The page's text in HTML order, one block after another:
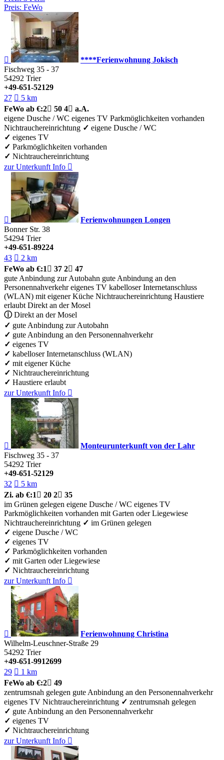
Preis: FeWo

****Ferienwohnung Jokisch
Fischweg 35 - 37
54292 Trier
+49-651-52129
27  5 km
FeWo ab €:2 50 4 a.A.
eigene Dusche / WC eigenes TV Parkmöglichkeiten vorhanden
Nichtrauchereinrichtung ✓ eigene Dusche / WC
✓ eigenes TV
✓ Parkmöglichkeiten vorhanden
✓ Nichtrauchereinrichtung
zur Unterkunft Info 

Ferienwohnungen Longen
Bonner Str. 38
54294 Trier
+49-651-89224
43  2 km
FeWo ab €:1  37 2 47
gute Anbindung zur Autobahn gute Anbindung an den
Personennahverkehr eigenes TV kabelloser Internetanschluss
(WLAN) mit eigener Küche Nichtrauchereinrichtung Haustiere
erlaubt Direkt an der Mosel
ⓘDirekt an der Mosel
✓ gute Anbindung zur Autobahn
✓ gute Anbindung an den Personennahverkehr
✓ eigenes TV
✓ kabelloser Internetanschluss (WLAN)
✓ mit eigener Küche
✓ Nichtrauchereinrichtung
✓ Haustiere erlaubt
zur Unterkunft Info 

Monteurunterkunft von der Lahr
Fischweg 35 - 37
54292 Trier
+49-651-52129
32  5 km
Zi. ab €:1  20 2 35
im Grünen gelegen eigene Dusche / WC eigenes TV
Parkmöglichkeiten vorhanden mit Garten oder Liegewiese
Nichtrauchereinrichtung ✓ im Grünen gelegen
✓ eigene Dusche / WC
✓ eigenes TV
✓ Parkmöglichkeiten vorhanden
✓ mit Garten oder Liegewiese
✓ Nichtrauchereinrichtung
zur Unterkunft Info 

Ferienwohnung Christina
Wilhelm-Leuschner-Straße 29
54292 Trier
+49-651-9912699
29  1 km
FeWo ab €:2 49
zentrumsnah gelegen gute Anbindung an den Personennahverkehr
eigenes TV Nichtrauchereinrichtung ✓ zentrumsnah gelegen
✓ gute Anbindung an den Personennahverkehr
✓ eigenes TV
✓ Nichtrauchereinrichtung
zur Unterkunft Info 